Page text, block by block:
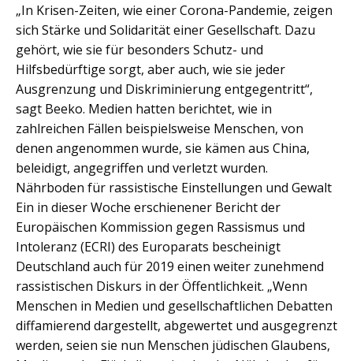
„In Krisen-Zeiten, wie einer Corona-Pandemie, zeigen
sich Stärke und Solidarität einer Gesellschaft. Dazu
gehört, wie sie für besonders Schutz- und
Hilfsbedürftige sorgt, aber auch, wie sie jeder
Ausgrenzung und Diskriminierung entgegentritt“,
sagt Beeko. Medien hatten berichtet, wie in
zahlreichen Fällen beispielsweise Menschen, von
denen angenommen wurde, sie kämen aus China,
beleidigt, angegriffen und verletzt wurden.
Nährboden für rassistische Einstellungen und Gewalt
Ein in dieser Woche erschienener Bericht der
Europäischen Kommission gegen Rassismus und
Intoleranz (ECRI) des Europarats bescheinigt
Deutschland auch für 2019 einen weiter zunehmend
rassistischen Diskurs in der Öffentlichkeit. „Wenn
Menschen in Medien und gesellschaftlichen Debatten
diffamierend dargestellt, abgewertet und ausgegrenzt
werden, seien sie nun Menschen jüdischen Glaubens,